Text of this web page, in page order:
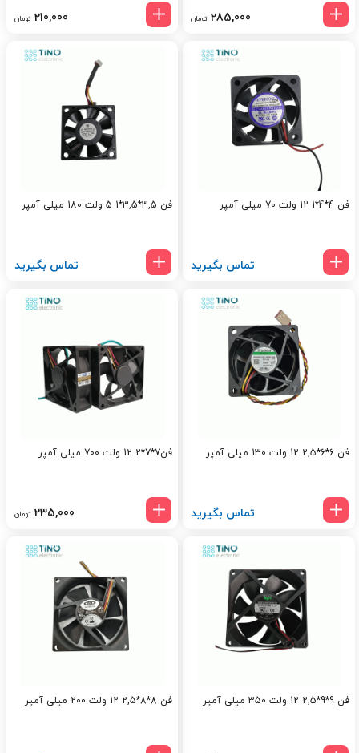
285,000 تومان 210,000 تومان
فن 4*4*1 12 ولت 70 میلی آمپر
تماس بگیرید
فن 3,5*3,5*1 5 ولت 180 میلی آمپر
تماس بگیرید
فن 6*6*2,5 12 ولت 130 میلی آمپر
تماس بگیرید
فن7*7*2 12 ولت 700 میلی آمپر
235,000 تومان
فن 9*9*2,5 12 ولت 350 میلی آمپر فن 8*8*2,5 12 ولت 200 میلی آمپر